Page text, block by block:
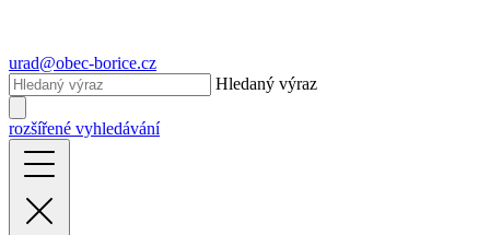
urad@obec-borice.cz
Hledaný výraz
rozšířené vyhledávání